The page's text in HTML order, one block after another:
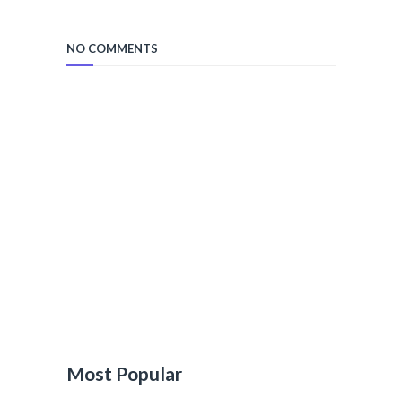
NO COMMENTS
Most Popular